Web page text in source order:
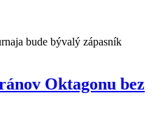
bude bývalý zápasník
Oktagonu bez